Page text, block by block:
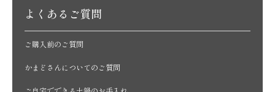
よくあるご質問
ご購入前のご質問
かまどさんについてのご質問